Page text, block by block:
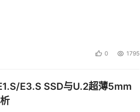
0 1795
E3.S SSD与U.2超薄5mm